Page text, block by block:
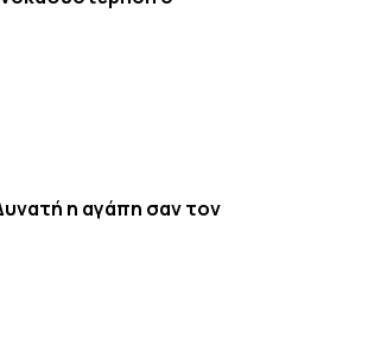
η αγάπη σαν τον